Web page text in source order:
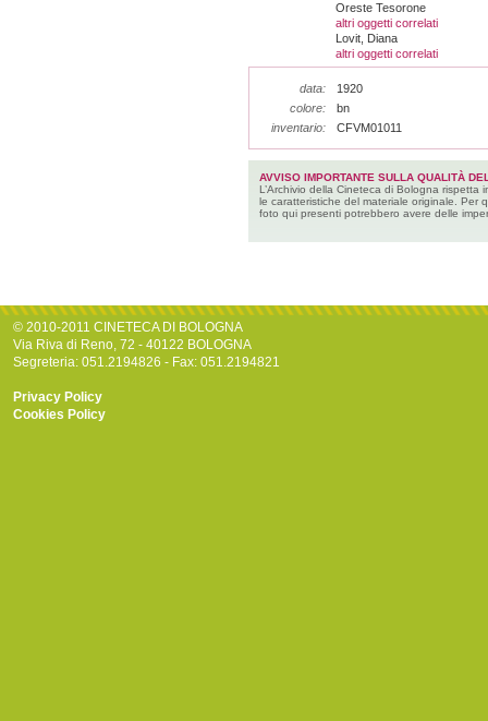
Oreste Tesorone
altri oggetti correlati
Lovit, Diana
altri oggetti correlati
data:
1920
colore:
bn
inventario:
CFVM01011
AVVISO IMPORTANTE SULLA QUALITÀ
L’Archivio della Cineteca di Bologna rispetta
le caratteristiche del materiale originale. Per
foto qui presenti potrebbero avere delle
© 2010-2011 CINETECA DI BOLOGNA
Via Riva di Reno, 72 - 40122 BOLOGNA
Segreteria: 051.2194826 - Fax: 051.2194821
Privacy Policy
Cookies Policy